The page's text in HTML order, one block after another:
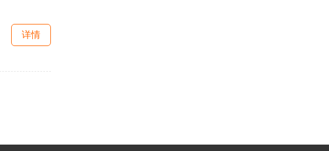
详情